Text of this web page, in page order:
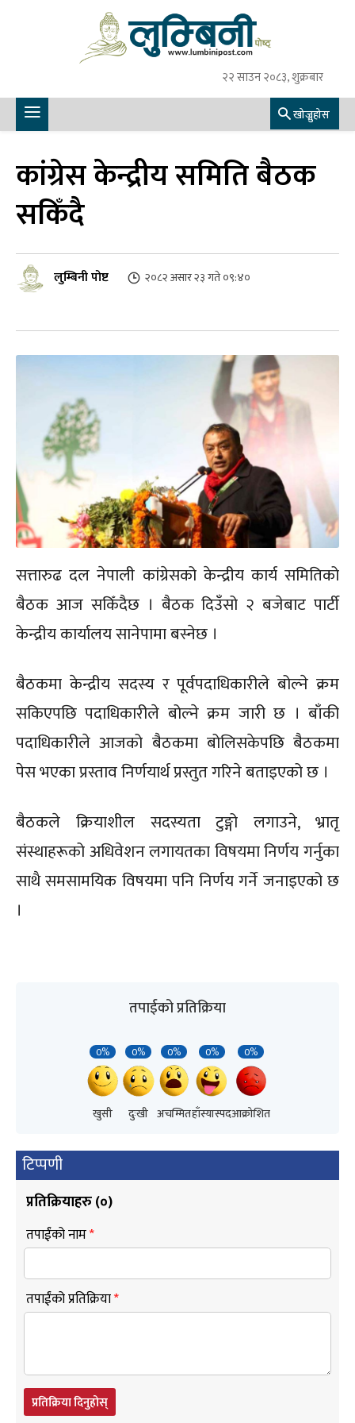
२२ साउन २०८३, शुक्रबार
खोज्नुहोस
कांग्रेस केन्द्रीय समिति बैठक
सकिँदै
लुम्बिनी पोष्ट २०८२ असार २३ गते ०९:४०
सत्तारुढ दल नेपाली कांग्रेसको केन्द्रीय कार्य समितिको
बैठक आज सकिँदैछ । बैठक दिउँसो २ बजेबाट पार्टी
केन्द्रीय कार्यालय सानेपामा बस्नेछ ।
बैठकमा केन्द्रीय सदस्य र पूर्वपदाधिकारीले बोल्ने क्रम
सकिएपछि पदाधिकारीले बोल्ने क्रम जारी छ । बाँकी
पदाधिकारीले आजको बैठकमा बोलिसकेपछि बैठकमा
पेस भएका प्रस्ताव निर्णयार्थ प्रस्तुत गरिने बताइएको छ ।
बैठकले क्रियाशील सदस्यता टुङ्गो लगाउने, भ्रातृ
संस्थाहरूको अधिवेशन लगायतका विषयमा निर्णय गर्नुका
साथै समसामयिक विषयमा पनि निर्णय गर्ने जनाइएको छ
।
तपाईको प्रतिक्रिया
0%
खुसी
0%
दुःखी
0%
अचम्मित
0%
हाँस्यास्पद
0%
आक्रोशित
टिप्पणी
प्रतिक्रियाहरु (०)
तपाईंको नाम*
तपाईंको प्रतिक्रिया*
प्रतिक्रिया दिनुहोस्